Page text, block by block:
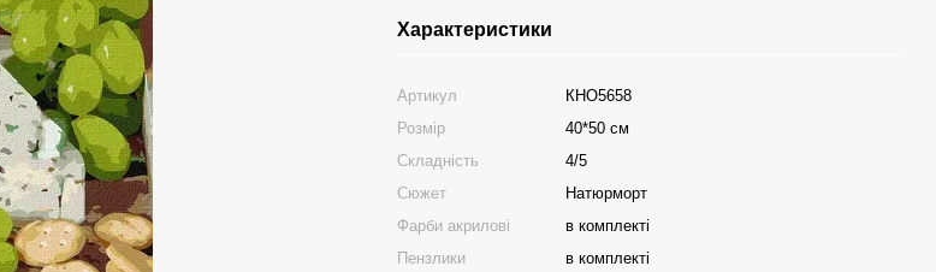
Характеристики
Артикул
КНО5658
Розмір
40*50 см
Складність
4/5
Сюжет
Натюрморт
Фарби акрилові
в комплекті
Пензлики
в комплекті